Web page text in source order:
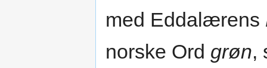
med Eddalærens
norske Ord grøn,